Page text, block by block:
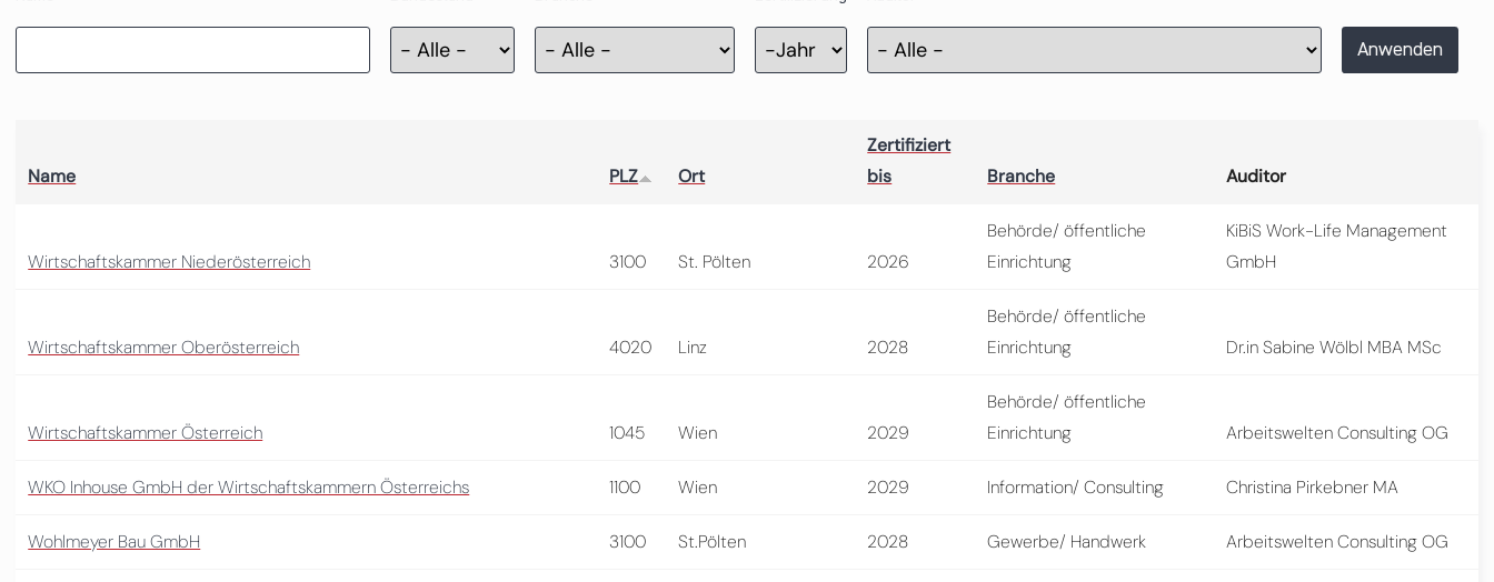
Zertifizierung
Jahr Anwenden
Name PLZ Ort
Zertifiziert
bis
Branche Auditor
Wirtschaftskammer Niederösterreich 3100 St. Pölten 2026
Behörde/ öffentliche
Einrichtung
KiBiS Work-Life Management
GmbH
Wirtschaftskammer Oberösterreich 4020 Linz 2028
Behörde/ öffentliche
Einrichtung
Dr.in Sabine Wölbl MBA MSc
Wirtschaftskammer Österreich 1045 Wien 2029
Behörde/ öffentliche
Einrichtung
Arbeitswelten Consulting OG
WKO Inhouse GmbH der Wirtschaftskammern Österreichs 1100 Wien 2029 Information/ Consulting Christina Pirkebner MA
Wohlmeyer Bau GmbH 3100 St.Pölten 2028 Gewerbe/ Handwerk Arbeitswelten Consulting OG